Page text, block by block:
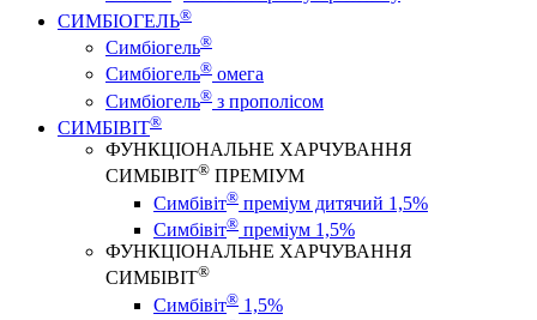
СИМБІОГЕЛЬ®
Симбіогель®
Симбіогель® омега
Симбіогель® з прополісом
СИМБІВІТ®
ФУНКЦІОНАЛЬНЕ ХАРЧУВАННЯ
СИМБІВІТ® ПРЕМІУМ
Симбівіт® преміум дитячий 1,5%
Симбівіт® преміум 1,5%
ФУНКЦІОНАЛЬНЕ ХАРЧУВАННЯ
СИМБІВІТ®
Симбівіт® 1,5%